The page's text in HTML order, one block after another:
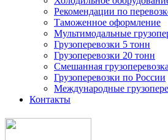
Рекомендации по
Таможенное оформление
Мультимодальные
Грузоперевозки 5 тонн
Грузоперевозки 20 тонн
Смешанная грузоперевозка
Грузоперевозки по России
Международные
Контакты